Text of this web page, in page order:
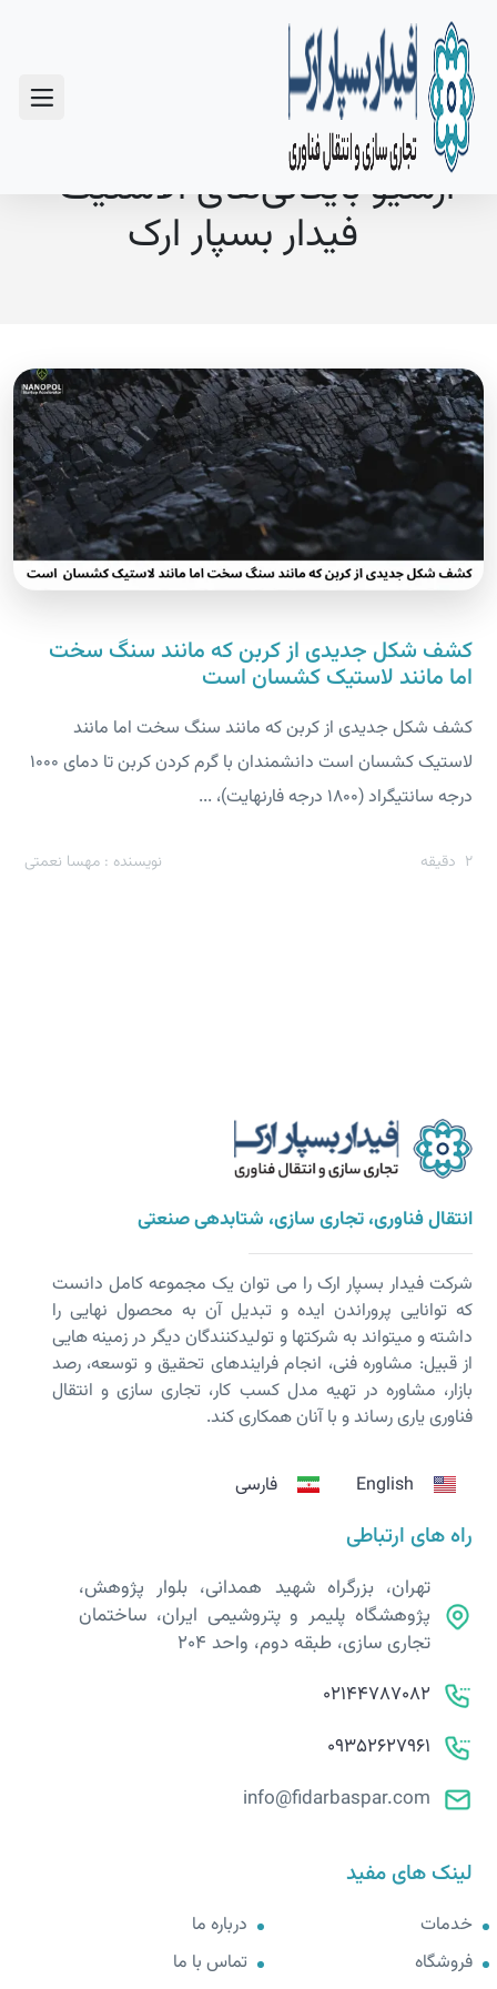
آرشیو بایگانی‌های الاستیک -
فیدار بسپار ارک
کشف شکل جدیدی از کربن که مانند سنگ سخت
اما مانند لاستیک کشسان است
کشف شکل جدیدی از کربن که مانند سنگ سخت اما مانند
لاستیک کشسان است دانشمندان با گرم کردن کربن تا دمای 1000
درجه سانتیگراد (1800 درجه فارنهایت)، ...
2 دقیقه نویسنده : مهسا نعمتی
انتقال فناوری، تجاری سازی، شتابدهی صنعتی
شرکت فیدار بسپار ارک را می توان یک مجموعه کامل دانست
که توانایی پروراندن ایده و تبدیل آن به محصول نهایی را
داشته و می­تواند به شرکت­ها و تولیدکنندگان دیگر در زمینه هایی
از قبیل: مشاوره فنی، انجام فرایندهای تحقیق و توسعه، رصد
بازار، مشاوره در تهیه مدل کسب کار، تجاری سازی و انتقال
فناوری یاری رساند و با آنان همکاری کند.
English فارسی
راه های ارتباطی
تهران، بزرگراه شهید همدانی، بلوار پژوهش،
پژوهشگاه پلیمر و پتروشیمی ایران، ساختمان
تجاری سازی، طبقه دوم، واحد 204
02144787082
09352627961
info@fidarbaspar.com
لینک های مفید
خدمات
فروشگاه
درباره ما
تماس با ما